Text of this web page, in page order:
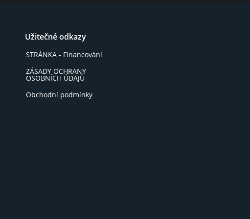
Užitečné odkazy
STRÁNKA - Financování
ZÁSADY OCHRANY
OSOBNÍCH ÚDAJŮ
Obchodní podmínky